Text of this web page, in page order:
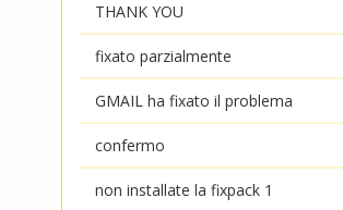
THANK YOU
fixato parzialmente
GMAIL ha fixato il problema
confermo
non installate la fixpack 1